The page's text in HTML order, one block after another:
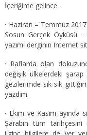
İçeriğime gelince…
· Haziran – Temmuz
Sosun Gerçek Öyküsü ·
yazımı derginin Internet
· Raflarda olan
değişik ülkelerdeki
gezilerimde sık sık
yazdım.
· Ekim ve Kasım ayında
Şarabın tüm tarihçesini